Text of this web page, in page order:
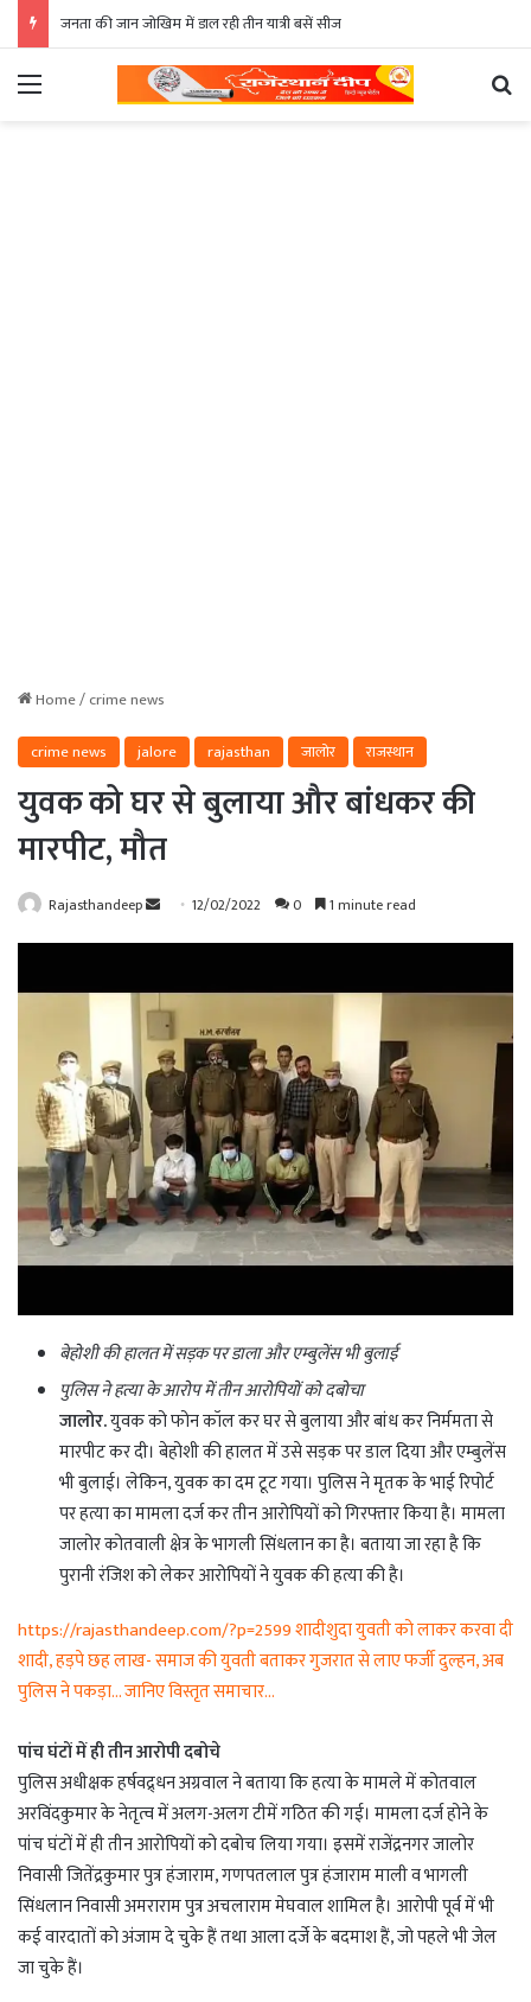
जनता की जान जोखिम में डाल रही तीन यात्री बसें सीज
Menu
Home/crime news
crime news
jalore rajasthan जालोर राजस्थान
युवक को घर से बुलाया और बांधकर की
मारपीट, मौत
Rajasthandeep
Send 12/02/2022 0 1 minute read
बेहोशी की हालत में सड़क पर डाला और एम्बुलेंस भी बुलाई
पुलिस ने हत्या के आरोप में तीन आरोपियों को दबोचा
जालोर.युवक को फोन कॉल कर घर से बुलाया और बांध कर निर्ममता से
मारपीट कर दी। बेहोशी की हालत में उसे सड़क पर डाल दिया और एम्बुलेंस
भी बुलाई। लेकिन, युवक का दम टूट गया। पुलिस ने मृतक के भाई रिपोर्ट
पर हत्या का मामला दर्ज कर तीन आरोपियों को गिरफ्तार किया है। मामला
जालोर कोतवाली क्षेत्र के भागली सिंधलान का है। बताया जा रहा है कि
पुरानी रंजिश को लेकर आरोपियों ने युवक की हत्या की है।
https://rajasthandeep.com/?p=2599 शादीशुदा युवती को लाकर करवा दी
शादी, हड़पे छह लाख- समाज की युवती बताकर गुजरात से लाए फर्जी दुल्हन, अब
पुलिस ने पकड़ा… जानिए विस्तृत समाचार…
पांच घंटों में ही तीन आरोपी दबोचे
पुलिस अधीक्षक हर्षवद्र्धन अग्रवाल ने बताया कि हत्या के मामले में कोतवाल
अरविंदकुमार के नेतृत्व में अलग-अलग टीमें गठित की गई। मामला दर्ज होने के
पांच घंटों में ही तीन आरोपियों को दबोच लिया गया। इसमें राजेंद्रनगर जालोर
निवासी जितेंद्रकुमार पुत्र हंजाराम, गणपतलाल पुत्र हंजाराम माली व भागली
सिंधलान निवासी अमराराम पुत्र अचलाराम मेघवाल शामिल है। आरोपी पूर्व में भी
कई वारदातों को अंजाम दे चुके हैं तथा आला दर्जे के बदमाश हैं, जो पहले भी जेल
जा चुके हैं।